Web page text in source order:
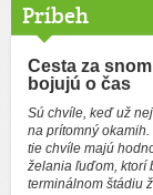
Príbeh
Cesta za
bojujú o čas
Sú chvíle, keď už
na prítomný
tie chvíle majú
želania ľuďom, ktorí
terminálnom štádiu